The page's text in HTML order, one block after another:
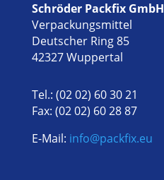
Schröder Packfix GmbH
Verpackungsmittel
Deutscher Ring 85
42327 Wuppertal
Tel.: (02 02) 60 30 21
Fax: (02 02) 60 28 87
E-Mail: info@packfix.eu